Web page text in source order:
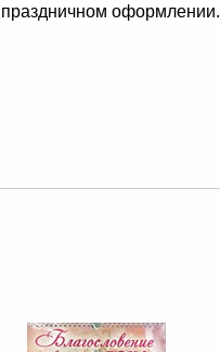
праздничном оформлении.